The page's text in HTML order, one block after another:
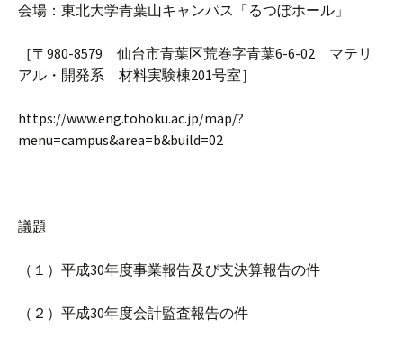
会場：東北大学青葉山キャンパス「るつぼホール」
［〒980-8579 仙台市青葉区荒巻字青葉6-6-02 マテリ
アル・開発系 材料実験棟201号室］
https://www.eng.tohoku.ac.jp/map/?
menu=campus&area=b&build=02
議題
（１）平成30年度事業報告及び支決算報告の件
（２）平成30年度会計監査報告の件